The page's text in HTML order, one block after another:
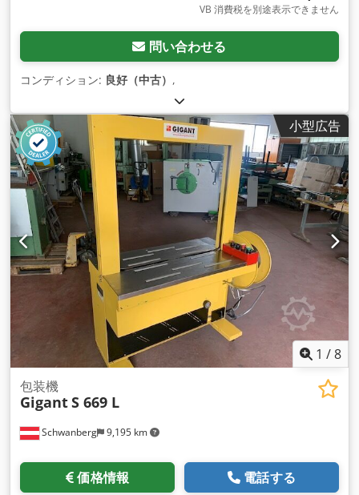
VB 消費税を別途表示できません
問い合わせる
コンディション: 良好（中古） ,
小型広告
1 /8
Schwanberg 9,195 km
包装機
GigantS 669 L
価格情報 電話する